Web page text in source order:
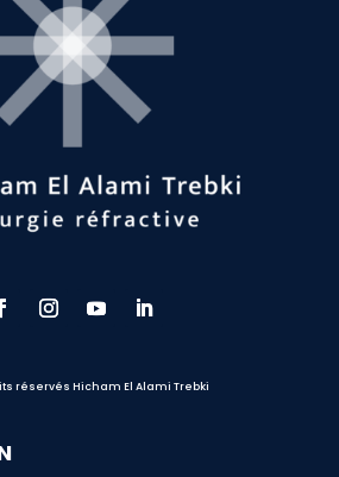
réservés Hicham El Alami Trebki